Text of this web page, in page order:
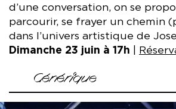
d’une conversation, on se
parcourir, se frayer un chemin
dans l’univers artistique de
Dimanche 23 juin à 17h
Générique